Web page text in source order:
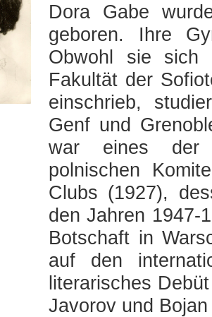
Dora Gabe
geboren. Ihre
Obwohl sie sich
Fakultät der
einschrieb,
Genf und
war eines der
polnischen
Clubs (1927),
den Jahren 1947-
Botschaft in
auf den
literarisches
Javorov und